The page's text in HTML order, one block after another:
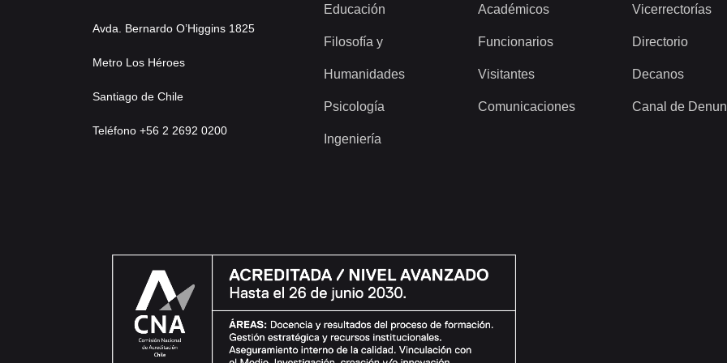
Avda. Bernardo O’Higgins 1825
Metro Los Héroes
Santiago de Chile
Teléfono +56 2 2692 0200
Educación
Filosofía y
Humanidades
Psicología
Ingeniería
Académicos
Funcionarios
Visitantes
Comunicaciones
Vicerrectorías
Directorio
Decanos
Canal de